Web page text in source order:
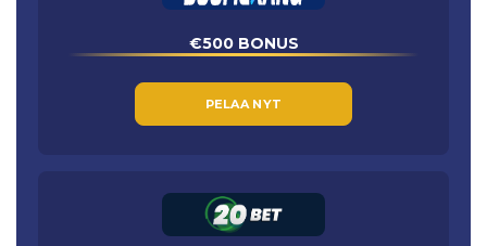
€500 BONUS
PELAA NYT